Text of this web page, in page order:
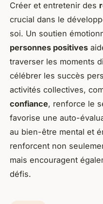
Créer et entretenir des
crucial dans le
soi. Un soutien
personnes positives
traverser les moments
célébrer les succès
activités collectives,
confiance, renforce le
favorise une auto-
au bien-être mental et
renforcent non
mais encouragent
défis.